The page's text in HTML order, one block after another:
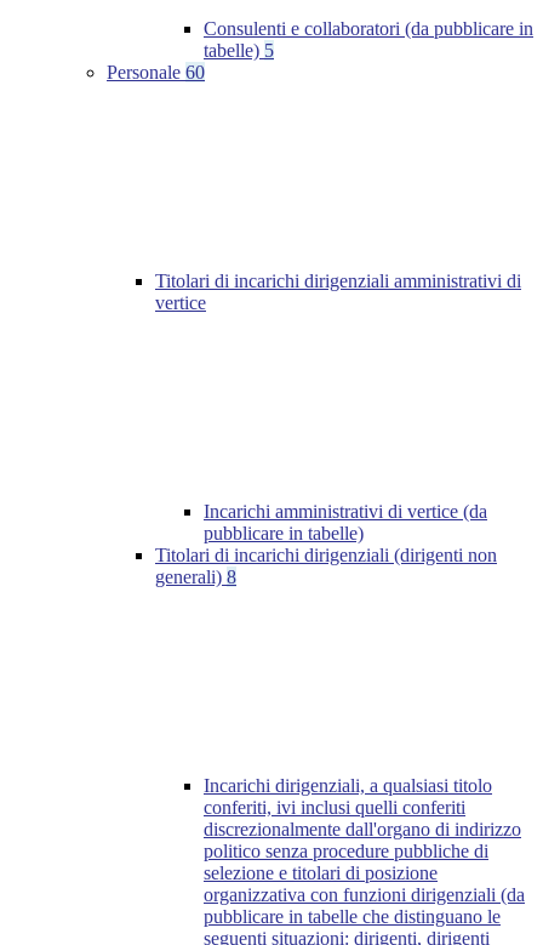
Consulenti e collaboratori (da pubblicare in
tabelle) 5
Personale 60
Titolari di incarichi dirigenziali amministrativi di
vertice
Incarichi amministrativi di vertice (da
pubblicare in tabelle)
Titolari di incarichi dirigenziali (dirigenti non
generali) 8
Incarichi dirigenziali, a qualsiasi titolo
conferiti, ivi inclusi quelli conferiti
discrezionalmente dall'organo di indirizzo
politico senza procedure pubbliche di
selezione e titolari di posizione
organizzativa con funzioni dirigenziali (da
pubblicare in tabelle che distinguano le
seguenti situazioni: dirigenti, dirigenti